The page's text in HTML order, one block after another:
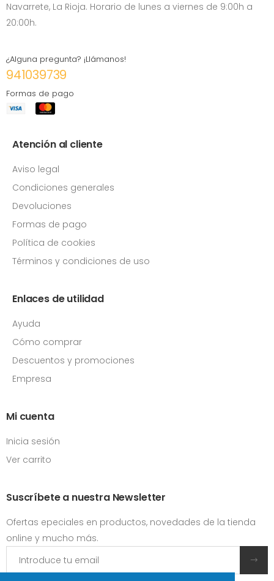
Navarrete, La Rioja. Horario de lunes a viernes de 9:00h a
20:00h.
¿Alguna pregunta? ¡Llámanos!
941039739
Formas de pago
Atención al cliente
Aviso legal
Condiciones generales
Devoluciones
Formas de pago
Política de cookies
Términos y condiciones de uso
Enlaces de utilidad
Ayuda
Cómo comprar
Descuentos y promociones
Empresa
Mi cuenta
Inicia sesión
Ver carrito
Suscríbete a nuestra Newsletter
Ofertas epeciales en productos, novedades de la tienda
online y mucho más.